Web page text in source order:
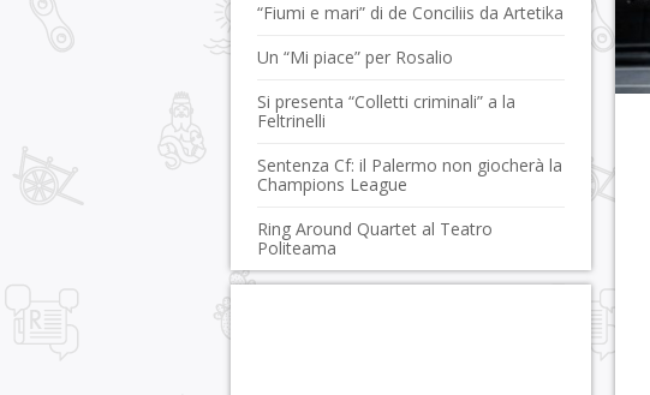
“Fiumi e mari” di de Conciliis da Artetika
Un “Mi piace” per Rosalio
Si presenta “Colletti criminali” a la
Feltrinelli
Sentenza Cf: il Palermo non giocherà la
Champions League
Ring Around Quartet al Teatro
Politeama